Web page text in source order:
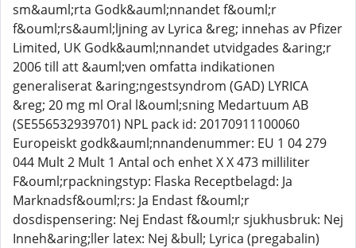
sm&auml;rta Godk&auml;nnandet f&ouml;r
f&ouml;rs&auml;ljning av Lyrica &reg; innehas av Pfizer
Limited, UK Godk&auml;nnandet utvidgades &aring;r
2006 till att &auml;ven omfatta indikationen
generaliserat &aring;ngestsyndrom (GAD) LYRICA
&reg; 20 mg ml Oral l&ouml;sning Medartuum AB
(SE556532939701) NPL pack id: 20170911100060
Europeiskt godk&auml;nnandenummer: EU 1 04 279
044 Mult 2 Mult 1 Antal och enhet X X 473 milliliter
F&ouml;rpackningstyp: Flaska Receptbelagd: Ja
Marknadsf&ouml;rs: Ja Endast f&ouml;r
dosdispensering: Nej Endast f&ouml;r sjukhusbruk: Nej
Inneh&aring;ller latex: Nej &bull; Lyrica (pregabalin)